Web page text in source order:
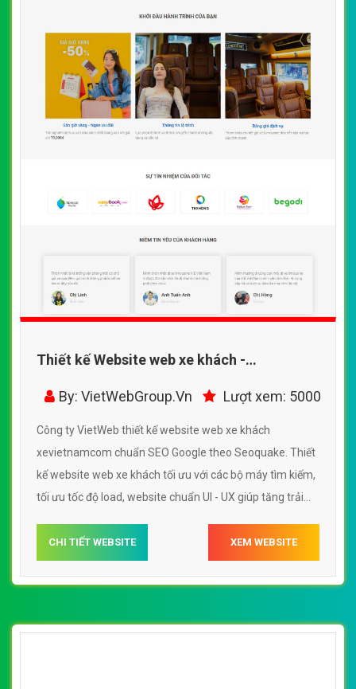
Thiết kế Website web xe khách -
xevietnamcom
By: VietWebGroup.Vn Lượt xem: 5000
Công ty VietWeb thiết kế website web xe khách
xevietnamcom chuẩn SEO Google theo Seoquake. Thiết
kế website web xe khách tối ưu với các bộ máy tìm kiếm,
tối ưu tốc độ load, website chuẩn UI - UX giúp tăng trải
xevietnamcom
CHI TIẾT WEBSITE XEM WEBSITE